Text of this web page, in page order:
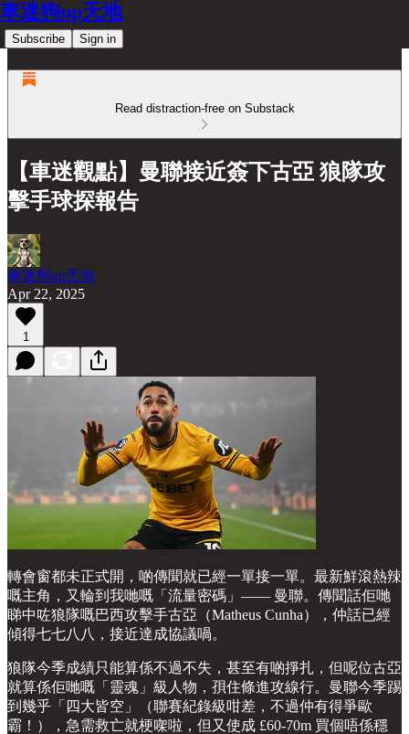
車迷狗up天地
Subscribe Sign in
Read distraction-free on Substack
【車迷觀點】曼聯接近簽下古亞 狼隊攻
擊手球探報告
車迷狗up天地
Apr 22, 2025
1
轉會窗都未正式開，啲傳聞就已經一單接一單。最新鮮滾熱辣
嘅主角，又輪到我哋嘅「流量密碼」—— 曼聯。傳聞話佢哋
睇中咗狼隊嘅巴西攻擊手古亞（Matheus Cunha），仲話已經
傾得七七八八，接近達成協議喎。
狼隊今季成績只能算係不過不失，甚至有啲掙扎，但呢位古亞
就算係佢哋嘅「靈魂」級人物，孭住條進攻線行。曼聯今季踢
到幾乎「四大皆空」（聯賽紀錄級咁差，不過仲有得爭歐
霸！），急需救亡就梗㗎啦，但又使成 £60-70m 買個唔係穩